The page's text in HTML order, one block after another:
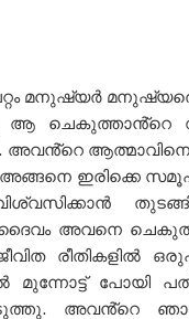
മനുഷ്യർ
ആ ചെകുത്താൻ്റെ
ആത്മാവിനെ
. അങ്ങനെ ഇരിക്കെ
ദൈവം അവനെ
രീതികളിൽ
പോയി
അവൻ്റെ